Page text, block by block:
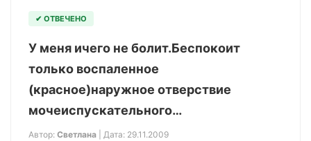
✔ ОТВЕЧЕНО
У меня ичего не болит.Беспокоит
только воспаленное
(красное)наружное отверствие
мочеиспускательного…
Автор: Светлана | Дата: 29.11.2009